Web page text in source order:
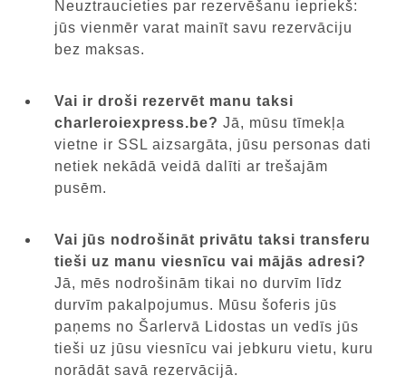
Neuztraucieties par rezervēšanu iepriekš:
jūs vienmēr varat mainīt savu rezervāciju
bez maksas.
Vai ir droši rezervēt manu taksi
charleroiexpress.be? Jā, mūsu tīmekļa
vietne ir SSL aizsargāta, jūsu personas dati
netiek nekādā veidā dalīti ar trešajām
pusēm.
Vai jūs nodrošināt privātu taksi transferu
tieši uz manu viesnīcu vai mājās adresi?
Jā, mēs nodrošinām tikai no durvīm līdz
durvīm pakalpojumus. Mūsu šoferis jūs
paņems no Šarlervā Lidostas un vedīs jūs
tieši uz jūsu viesnīcu vai jebkuru vietu, kuru
norādāt savā rezervācijā.